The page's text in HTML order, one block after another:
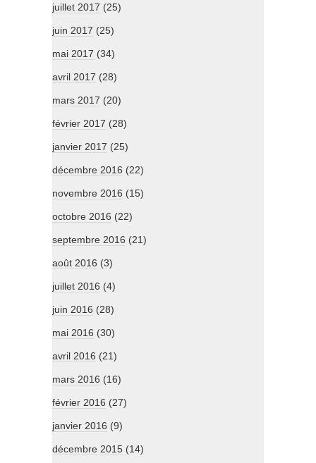
juillet 2017 (25)
juin 2017 (25)
mai 2017 (34)
avril 2017 (28)
mars 2017 (20)
février 2017 (28)
janvier 2017 (25)
décembre 2016 (22)
novembre 2016 (15)
octobre 2016 (22)
septembre 2016 (21)
août 2016 (3)
juillet 2016 (4)
juin 2016 (28)
mai 2016 (30)
avril 2016 (21)
mars 2016 (16)
février 2016 (27)
janvier 2016 (9)
décembre 2015 (14)